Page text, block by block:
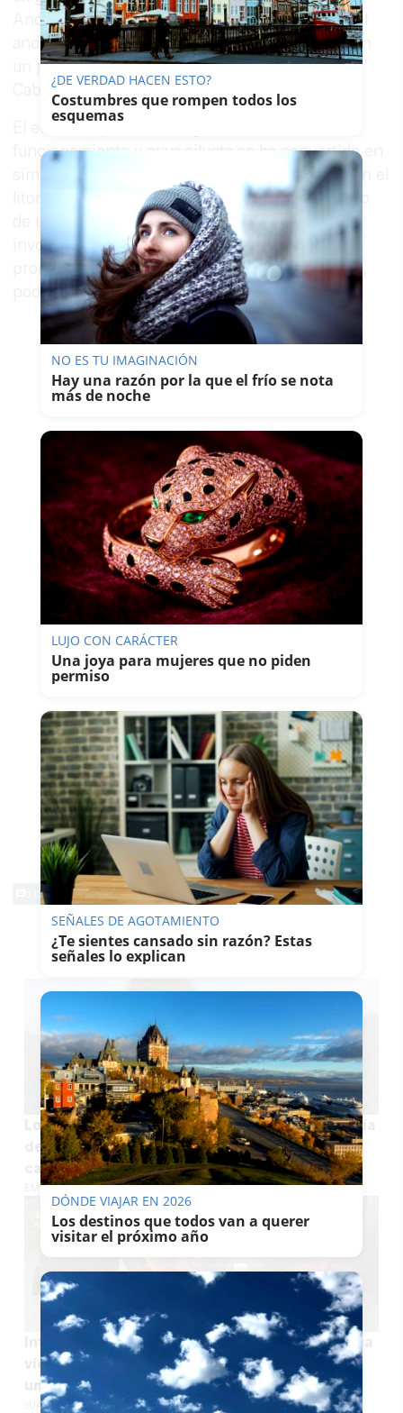
Andalucía (TSJA) para anular definitivamente el
andamiaje legal de una edificación construida en
un paraje costero protegido del Parque Natural
Cabo de Gata-Níjar.
El edificio, que nunca llegó a entrar en
funcionamiento y cuya silueta se ha convertido en
símbolo de la lucha contra el urbanismo ilegal en el
litoral español, lleva más de 22 años en el centro
de una batalla judicial y mediática que ha
involucrado a ecologistas, administraciones y
promotores en una disputa que, tras este pleno,
podría acercarse por fin a su desenlace legal.
0 Comentarios
TE PUEDE INTERESAR
Los hijos de las víctimas del incendio de Almería
denuncian ante el juez la falta de alertas: "El
caso merece una investigación"
EMILIO CABRERA
Intenta atropellar con su coche en Almería a una
víctima de violencia machista: trabajadores de
una empresa impiden la agresión
JUAN ANTONIO CARRASCO
¿DE VERDAD HACEN ESTO?
Costumbres que rompen todos los
esquemas
NO ES TU IMAGINACIÓN
Hay una razón por la que el frío se nota
más de noche
LUJO CON CARÁCTER
Una joya para mujeres que no piden
permiso
SEÑALES DE AGOTAMIENTO
¿Te sientes cansado sin razón? Estas
señales lo explican
DÓNDE VIAJAR EN 2026
Los destinos que todos van a querer
visitar el próximo año